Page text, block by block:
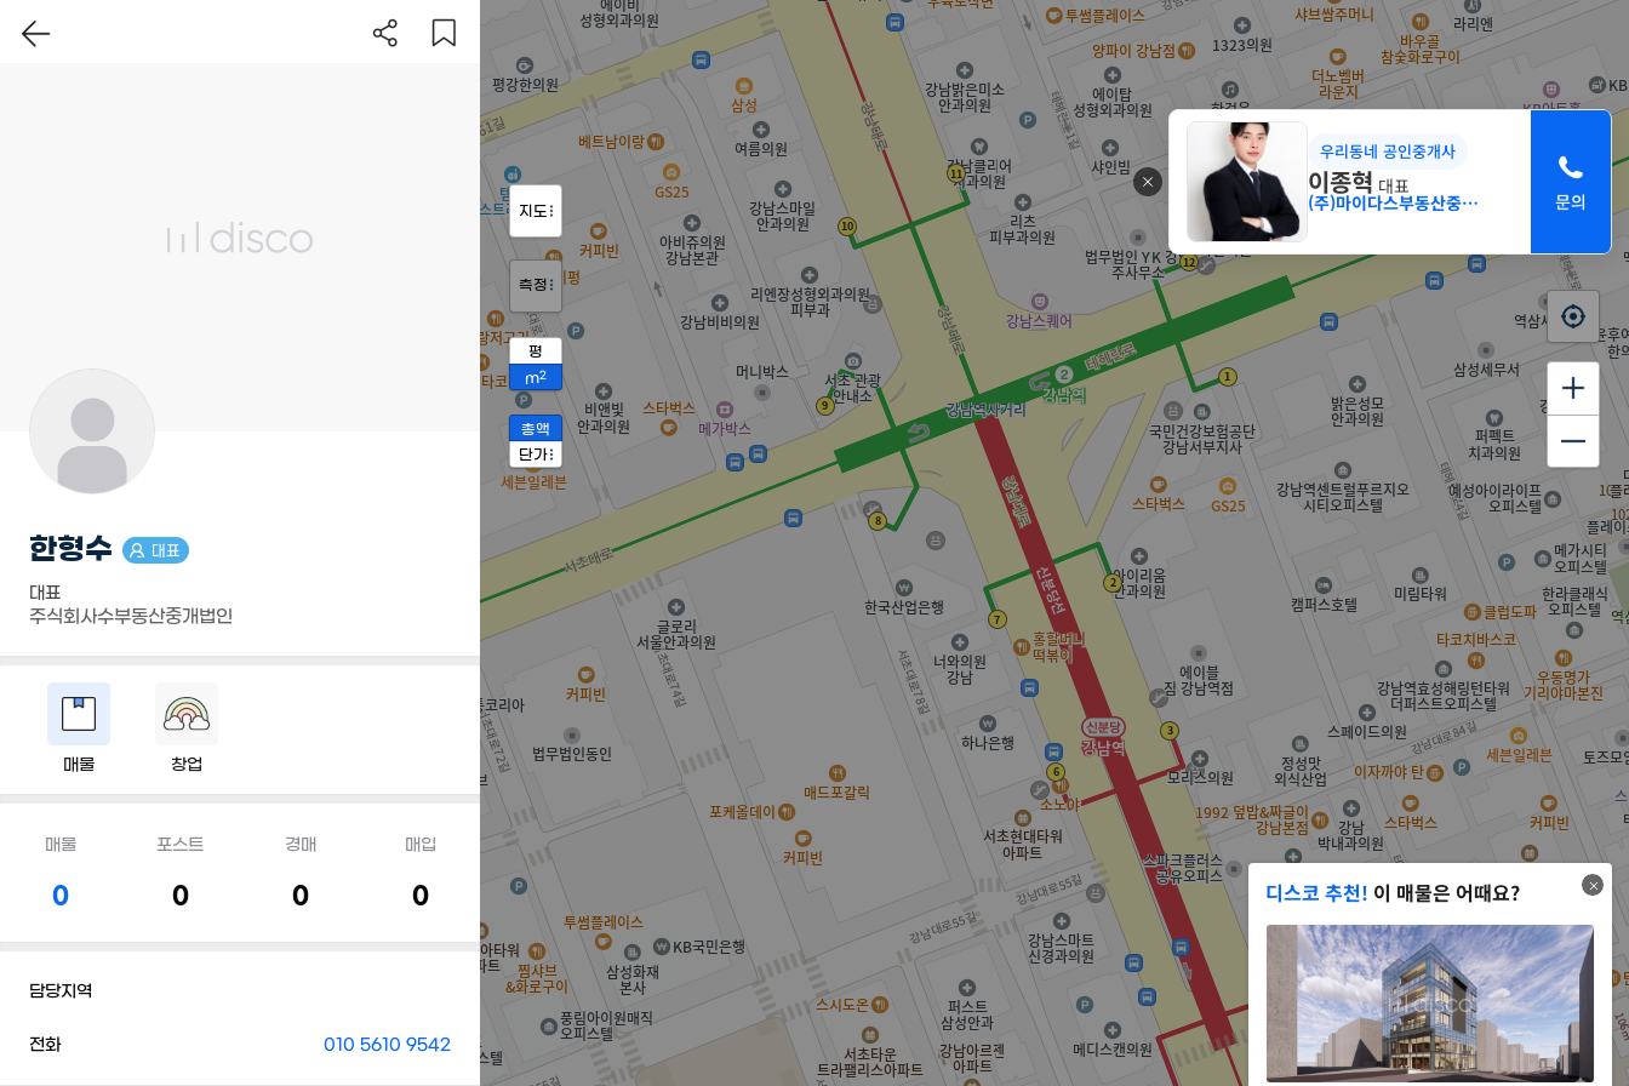
디스코 추천! 이 매물은 어때요?
우리동네 공인중개사
이종혁 대표
(주)마이다스부동산중개법인 서초
지도
측정
평
m2
총액
단가
한형수 대표
대표
주식회사수부동산중개법인
매물 창업
매물
0
포스트
0
경매
0
매입
0
담당지역
전화 010 5610 9542